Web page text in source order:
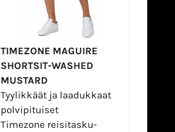
TIMEZONE MAGUIRE
SHORTSIT-WASHED
MUSTARD
Tyylikkäät ja laadukkaat
polvipituiset
Timezone reisitasku-